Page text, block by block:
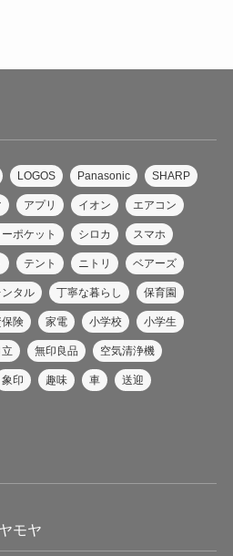
LOGOS Panasonic SHARP
アプリ イオン エアコン
ポケット シロカ スマホ
テント ニトリ ベアーズ
ンタル 丁寧な暮らし 保育園
険 家電 小学校 小学生
立 無印良品 空気清浄機
象印 趣味 車 送迎
モヤ